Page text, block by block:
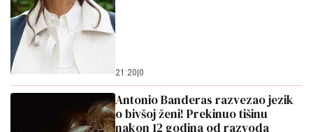
21:20 0
Antonio Banderas razvezao jezik
o bivšoj ženi! Prekinuo tišinu
nakon 12 godina od razvoda